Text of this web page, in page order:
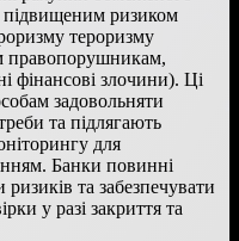
підвищеним ризиком
тероризму
правопорушникам,
фінансові злочини). Ці
задовольняти
та підлягають
для
Банки повинні
та забезпечувати
у разі закриття та